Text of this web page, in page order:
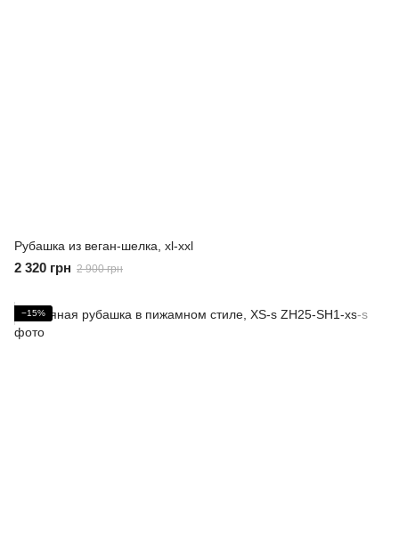
Рубашка из веган-шелка, xl-xxl
2 320 грн 2 900 грн
−15%